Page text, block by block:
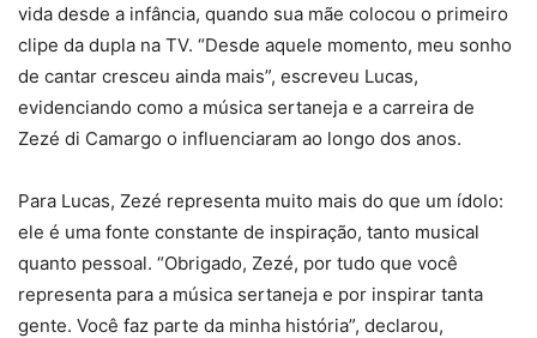
vida desde a infância, quando sua mãe colocou o primeiro
clipe da dupla na TV. “Desde aquele momento, meu sonho
de cantar cresceu ainda mais”, escreveu Lucas,
evidenciando como a música sertaneja e a carreira de
Zezé di Camargo o influenciaram ao longo dos anos.
Para Lucas, Zezé representa muito mais do que um ídolo:
ele é uma fonte constante de inspiração, tanto musical
quanto pessoal. “Obrigado, Zezé, por tudo que você
representa para a música sertaneja e por inspirar tanta
gente. Você faz parte da minha história”, declarou,